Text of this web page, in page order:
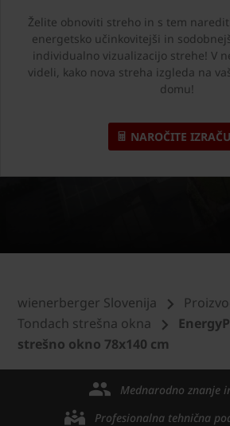
Želite obnoviti streho in s tem
energetsko učinkovitejši in
individualno vizualizacijo strehe! V
videli, kako nova streha izgleda na
domu!
NAROČITE
wienerberger Slovenija
Tondach strešna okna
strešno okno 78x140 cm
Mednarodno znanje
Profesionalna tehnična